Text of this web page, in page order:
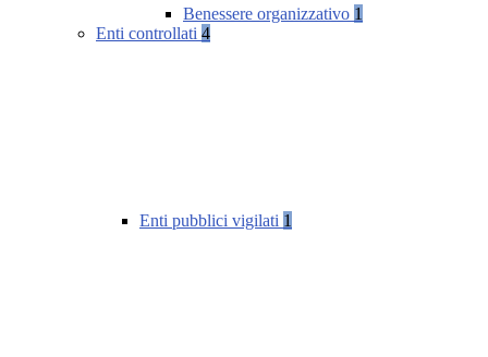
Benessere organizzativo 1
Enti controllati 4
Enti pubblici vigilati 1